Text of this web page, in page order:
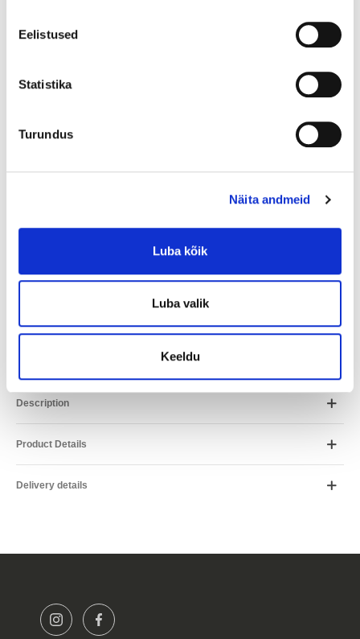
Eelistused
Statistika
Turundus
Näita andmeid
Luba kõik
Luba valik
Keeldu
0-1 workdays (product in store and will collect from store)
4-7 workdays (shop-to-shop delivery)
LeasePeriod
tingimustest.
Description
Product Details
Delivery details